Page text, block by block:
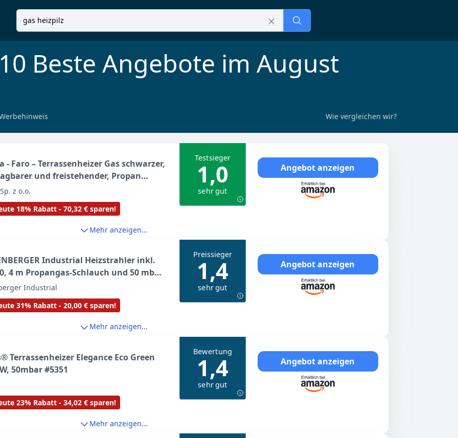
Beste Angebote im August
Wie vergleichen wir?
- Faro – Terrassenheizer Gas schwarzer,
und freistehender, Propan
für Ihren Garten und Terrasse (Faro +
36 x 36 x 150 cm
z o.o.
18% Rabatt - 70,32 € sparen!
Testsieger
1,0
sehr gut
Angebot anzeigen
Mehr anzeigen...
Industrial Heizstrahler inkl.
4 m Propangas-Schlauch und 50 mbar
| Gasheizstrahler |
| betrieben mit Propan
Industrial
31% Rabatt - 20,00 € sparen!
Preissieger
1,4
sehr gut
Angebot anzeigen
Mehr anzeigen...
Terrassenheizer Elegance Eco Green
50mbar #5351
23% Rabatt - 34,02 € sparen!
Bewertung
1,4
sehr gut
Angebot anzeigen
Mehr anzeigen...